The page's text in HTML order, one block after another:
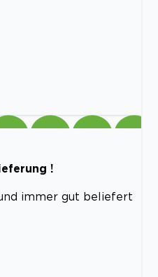
!
immer gut beliefert